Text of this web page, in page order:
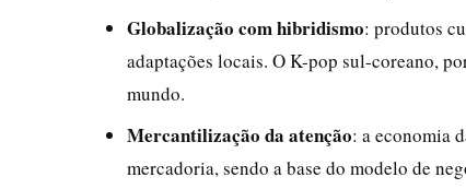
Globalização com hibridismo: produtos
adaptações locais. O K-pop sul-coreano,
mundo.
Mercantilização da atenção: a economia
mercadoria, sendo a base do modelo de